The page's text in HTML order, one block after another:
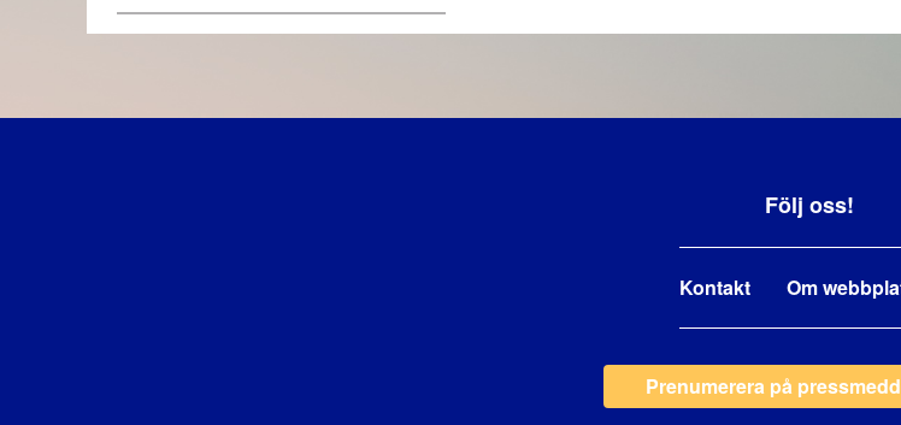
Följ oss!
Kontakt Om
Prenumerera på